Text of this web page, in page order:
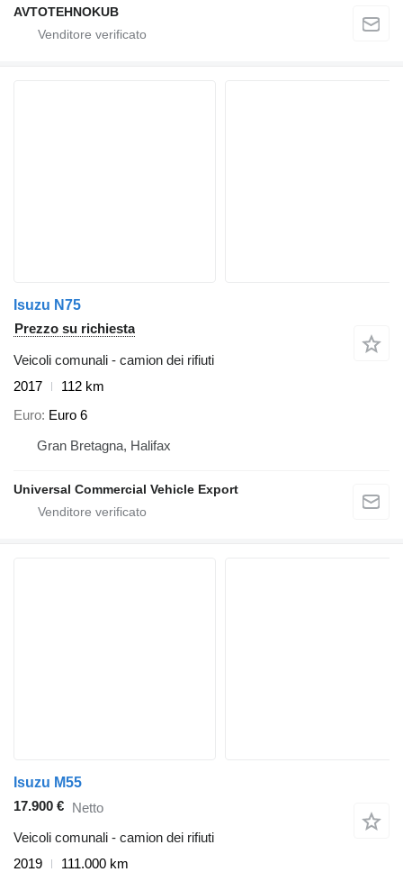
AVTOTEHNOKUB
Isuzu N75
Prezzo su richiesta
Veicoli comunali - camion dei rifiuti
2017
112 km
Euro Euro 6
Gran Bretagna, Halifax
Universal Commercial Vehicle Export
Isuzu M55
17.900 € Netto
Veicoli comunali - camion dei rifiuti
2019
111.000 km